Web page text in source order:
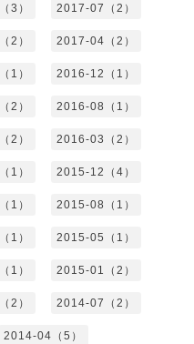
3） 2017-07（2）
2） 2017-04（2）
1） 2016-12（1）
2） 2016-08（1）
2） 2016-03（2）
1） 2015-12（4）
1） 2015-08（1）
1） 2015-05（1）
1） 2015-01（2）
2） 2014-07（2）
2014-04（5）